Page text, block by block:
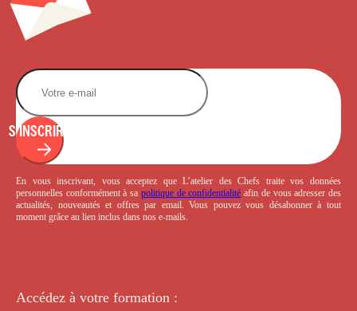
S'INSCRIRE
En vous inscrivant, vous acceptez que L’atelier des Chefs traite vos données
personnelles conformément à sa politique de confidentialité afin de vous adresser des
actualités, nouveautés et offres par email. Vous pouvez vous désabonner à tout
moment grâce au lien inclus dans nos e-mails.
Accédez à votre formation :